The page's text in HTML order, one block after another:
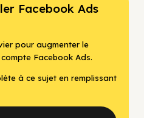
Facebook Ads
pour augmenter le
Facebook Ads.
à ce sujet en remplissant